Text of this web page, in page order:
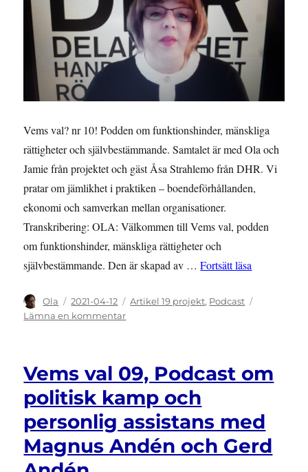
Vems val? nr 10! Podden om funktionshinder, mänskliga
rättigheter och självbestämmande. Samtalet är med Ola och
Jamie från projektet och gäst Åsa Strahlemo från DHR. Vi
pratar om jämlikhet i praktiken – boendeförhållanden,
ekonomi och samverkan mellan organisationer.
Transkribering: OLA: Välkommen till Vems val, podden
om funktionshinder, mänskliga rättigheter och
självbestämmande. Den är skapad av …Fortsätt läsa
Författare
Ola
Publicerat
den
2021-04-12 Kategorier
Artikel 19 projekt, Podcast
Lämna en kommentartill
Podcast
politisk
kamp
med
Åsa
Vems val 09, Podcast om
politisk kamp och
personlig assistans med
Magnus Andén och Gerd